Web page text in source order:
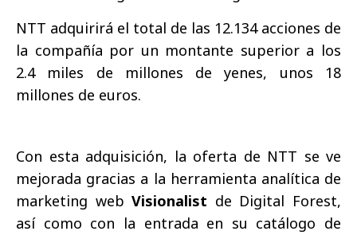
NTT adquirirá el total de las 12.134 acciones de
la compañía por un montante superior a los
2.4 miles de millones de yenes, unos 18
millones de euros.
Con esta adquisición, la oferta de NTT se ve
mejorada gracias a la herramienta analítica de
marketing webVisionalist de Digital Forest,
así como con la entrada en su catálogo de